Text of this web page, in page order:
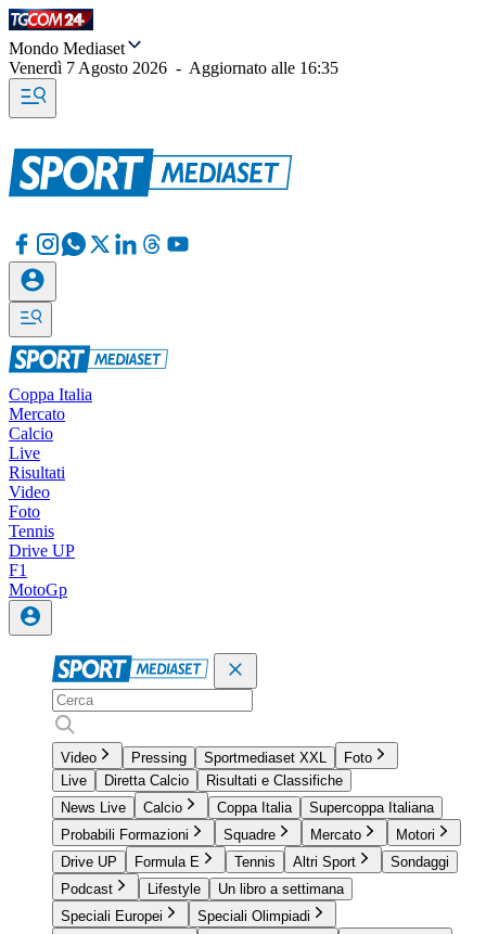
Mondo Mediaset
Venerdì 7 Agosto 2026 - Aggiornato alle 16:35
Coppa Italia
Mercato
Calcio
Live
Risultati
Video
Foto
Tennis
Drive UP
F1
MotoGp
Video Pressing Sportmediaset XXL
Foto
Live
Diretta Calcio
Risultati e Classifiche
News Live
Calcio Coppa Italia
Supercoppa Italiana
Probabili Formazioni
Squadre Mercato
Motori
Drive UP
Formula E Tennis Altri Sport
Sondaggi
Podcast
Lifestyle
Un libro a settimana
Speciali Europei
Speciali Olimpiadi